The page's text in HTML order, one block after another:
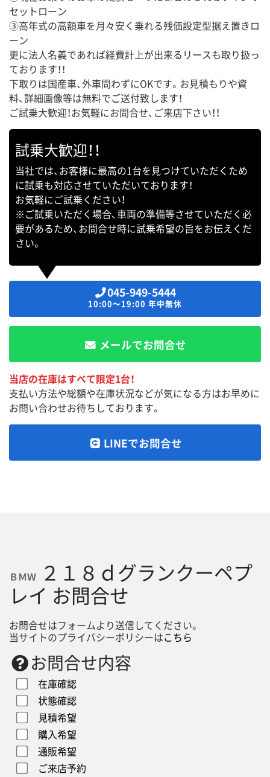
セットローン
③高年式の高額車を月々安く乗れる残価設定型据え置きロ
ーン
更に法人名義であれば経費計上が出来るリースも取り扱っ
ております！！
下取りは国産車、外車問わずにOKです。お見積もりや資
料、詳細画像等は無料でご送付致します！
ご試乗大歓迎！お気軽にお問合せ、ご来店下さい！！
試乗大歓迎！！
当社では、お客様に最高の1台を見つけていただくため
に試乗も対応させていただいております！
お気軽にご試乗ください！
※ご試乗いただく場合、車両の準備等させていただく必
要があるため、お問合せ時に試乗希望の旨をお伝えくだ
さい。
045-949-5444
10:00～19:00 年中無休
メールでお問合せ
当店の在庫はすべて限定1台！
支払い方法や総額や在庫状況などが気になる方はお早めに
お問い合わせお待ちしております。
LINEでお問合せ
ＢＭＷ
２１８ｄグランクーペプ
レイ お問合せ
お問合せはフォームより送信してください。
当サイトのプライバシーポリシーはこちら
お問合せ内容
在庫確認
状態確認
見積希望
購入希望
通販希望
ご来店予約